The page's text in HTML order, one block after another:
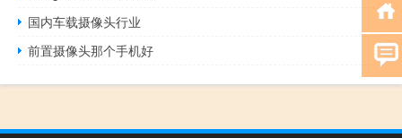
国内车载摄像头行业
前置摄像头那个手机好